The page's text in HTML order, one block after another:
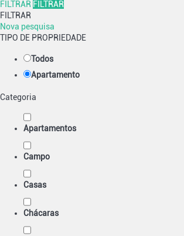
FILTRAR FILTRAR
FILTRAR
Nova pesquisa
TIPO DE PROPRIEDADE
Todos
Apartamento
Categoria
Apartamentos
Campo
Casas
Chácaras